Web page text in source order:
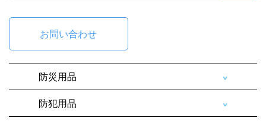
お問い合わせ
防災用品
防犯用品